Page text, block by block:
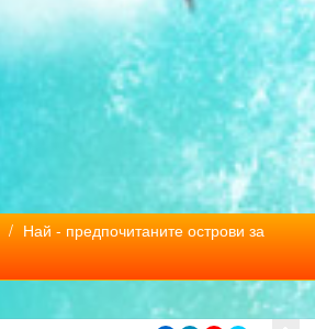
/ Най - предпочитаните острови за